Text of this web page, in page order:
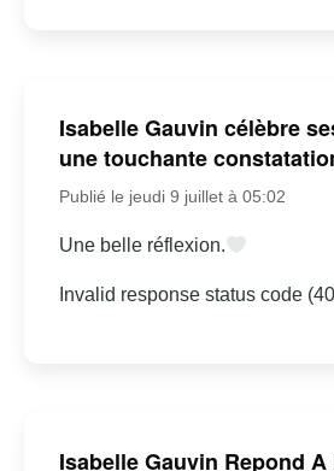
Isabelle Gauvin célèbre
une touchante
Publié le jeudi 9 juillet à 05:02
Une belle réflexion.
Invalid response status code
Isabelle Gauvin Repond